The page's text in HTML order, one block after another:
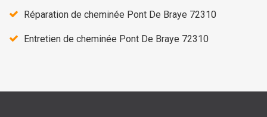
Réparation de cheminée Pont De Braye 72310
Entretien de cheminée Pont De Braye 72310